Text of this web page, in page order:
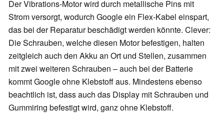
Der Vibrations-Motor wird durch metallische Pins mit
Strom versorgt, wodurch Google ein Flex-Kabel einspart,
das bei der Reparatur beschädigt werden könnte. Clever:
Die Schrauben, welche diesen Motor befestigen, halten
zeitgleich auch den Akku an Ort und Stellen, zusammen
mit zwei weiteren Schrauben – auch bei der Batterie
kommt Google ohne Klebstoff aus. Mindestens ebenso
beachtlich ist, dass auch das Display mit Schrauben und
Gummiring befestigt wird, ganz ohne Klebstoff.